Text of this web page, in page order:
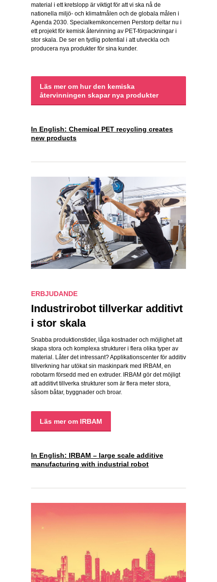
material i ett kretslopp är viktigt för att vi ska nå de
nationella miljö- och klimatmålen och de globala målen i
Agenda 2030. Specialkemikoncernen Perstorp deltar nu i
ett projekt för kemisk återvinning av PET-förpackningar i
stor skala. De ser en tydlig potential i att utveckla och
producera nya produkter för sina kunder.
Läs mer om hur den kemiska
återvinningen skapar nya produkter
In English: Chemical PET recycling creates
new products
ERBJUDANDE
Industrirobot tillverkar additivt
i stor skala
Snabba produktionstider, låga kostnader och möjlighet att
skapa stora och komplexa strukturer i flera olika typer av
material. Låter det intressant? Applikationscenter för additiv
tillverkning har utökat sin maskinpark med IRBAM, en
robotarm försedd med en extruder. IRBAM gör det möjligt
att additivt tillverka strukturer som är flera meter stora,
såsom båtar, byggnader och broar.
Läs mer om IRBAM
In English: IRBAM – large scale additive
manufacturing with industrial robot